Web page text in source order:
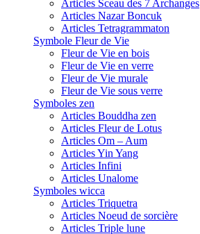
Articles Sceau des 7 Archanges
Articles Nazar Boncuk
Articles Tetragrammaton
Symbole Fleur de Vie
Fleur de Vie en bois
Fleur de Vie en verre
Fleur de Vie murale
Fleur de Vie sous verre
Symboles zen
Articles Bouddha zen
Articles Fleur de Lotus
Articles Om – Aum
Articles Yin Yang
Articles Infini
Articles Unalome
Symboles wicca
Articles Triquetra
Articles Noeud de sorcière
Articles Triple lune